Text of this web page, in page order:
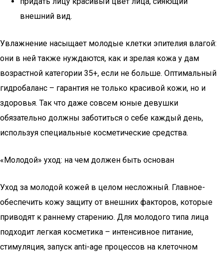
внешний вид.
Увлажнение насыщает молодые клетки эпителия влагой:
они в ней также нуждаются, как и зрелая кожа у дам
возрастной категории 35+, если не больше. Оптимальный
гидробаланс – гарантия не только красивой кожи, но и
здоровья. Так что даже совсем юные девушки
обязательно должны заботиться о себе каждый день,
используя специальные косметические средства.
«Молодой» уход: на чем должен быть основан
Уход за молодой кожей в целом несложный. Главное-
обеспечить кожу защиту от внешних факторов, которые
приводят к раннему старению. Для молодого типа лица
подходит легкая косметика – интенсивное питание,
стимуляция, запуск anti-age процессов на клеточном